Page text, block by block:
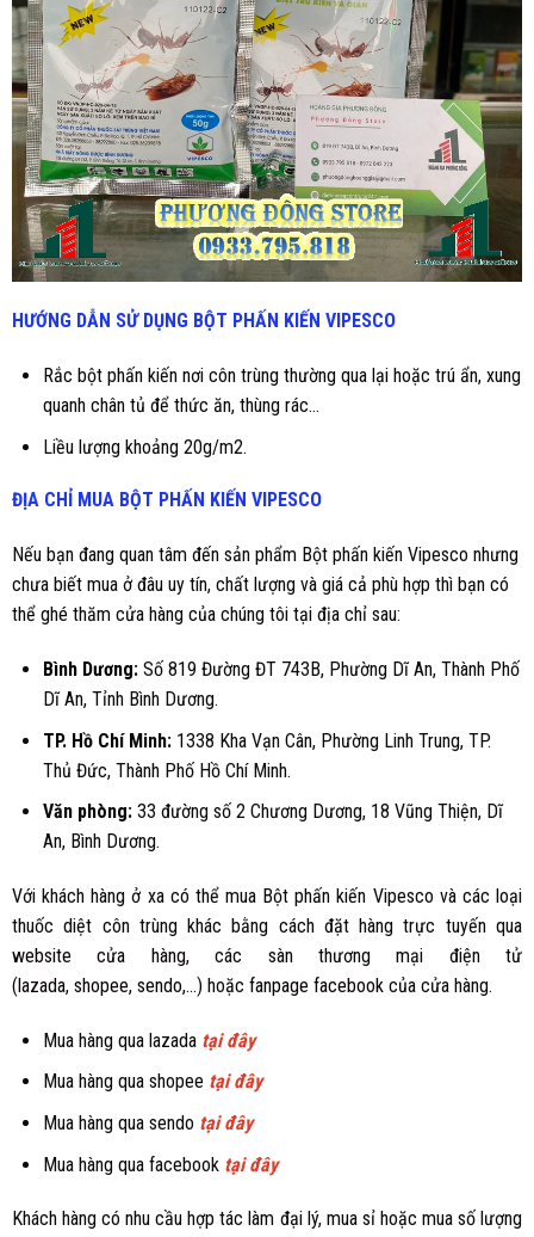
HƯỚNG DẪN SỬ DỤNG BỘT PHẤN KIẾN VIPESCO
Rắc bột phấn kiến nơi côn trùng thường qua lại hoặc trú ẩn, xung
quanh chân tủ để thức ăn, thùng rác...
Liều lượng khoảng 20g/m2.
ĐỊA CHỈ MUA BỘT PHẤN KIẾN VIPESCO
Nếu bạn đang quan tâm đến sản phẩm Bột phấn kiến Vipesco nhưng
chưa biết mua ở đâu uy tín, chất lượng và giá cả phù hợp thì bạn có
thể ghé thăm cửa hàng của chúng tôi tại địa chỉ sau:
Bình Dương:Số 819 Đường ĐT 743B, Phường Dĩ An, Thành Phố
Dĩ An, Tỉnh Bình Dương.
TP. Hồ Chí Minh:1338 Kha Vạn Cân, Phường Linh Trung, TP.
Thủ Đức, Thành Phố Hồ Chí Minh.
Văn phòng:33 đường số 2 Chương Dương, 18 Vũng Thiện, Dĩ
An, Bình Dương.
Với khách hàng ở xa có thể mua Bột phấn kiến Vipesco và các loại
thuốc diệt côn trùng khác bằng cách đặt hàng trực tuyến qua
website cửa hàng, các sàn thương mại điện tử
(lazada, shopee, sendo,...) hoặc fanpage facebook của cửa hàng.
Mua hàng qua lazada tại đây
Mua hàng qua shopee tại đây
Mua hàng qua sendo tại đây
Mua hàng qua facebook tại đây
Khách hàng có nhu cầu hợp tác làm đại lý, mua sỉ hoặc mua số lượng